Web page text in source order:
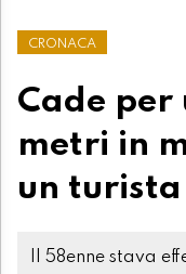
CRONACA
Cade per
metri in
un turista
Il 58enne stava